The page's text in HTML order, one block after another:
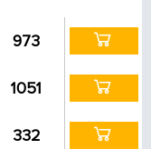
973
1051
332